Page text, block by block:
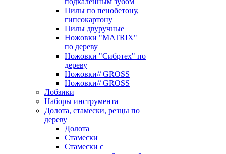
Пилы по пенобетону,
гипсокартону
Пилы двуручные
Ножовки "MATRIX"
по дереву
Ножовки "Сибртех" по
дереву
Ножовки// GROSS
Ножовки// GROSS
Лобзики
Наборы инструмента
Долота, стамески, резцы по
дереву
Долота
Стамески
Стамески с